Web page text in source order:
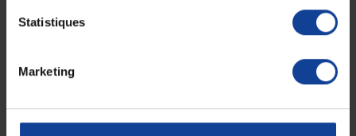
Statistiques
Marketing
Finition anodisée, en aluminium dur
Livrée avec embout antidérapant